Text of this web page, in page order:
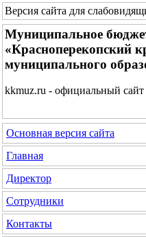
Версия сайта для
Муниципальное
«Красноперекопский
муниципального
kkmuz.ru - официальный сайт
Основная версия сайта
Главная
Директор
Сотрудники
Контакты